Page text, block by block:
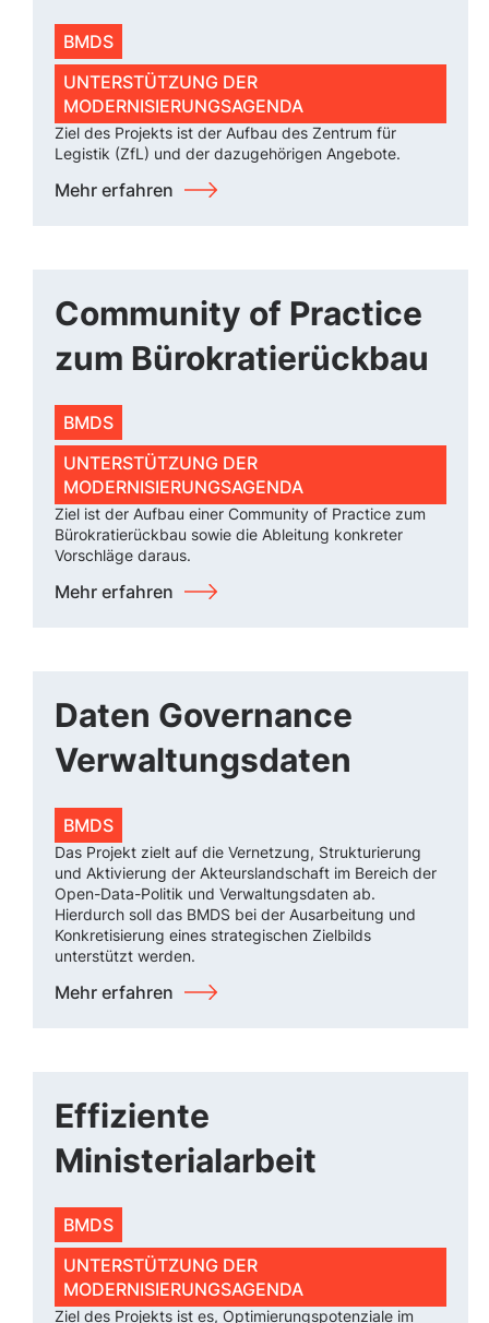
BMDS
UNTERSTÜTZUNG DER
MODERNISIERUNGSAGENDA
Ziel des Projekts ist der Aufbau des Zentrum für
Legistik (ZfL) und der dazugehörigen Angebote.
Mehr erfahren
Community of Practice
zum Bürokratierückbau
BMDS
UNTERSTÜTZUNG DER
MODERNISIERUNGSAGENDA
Ziel ist der Aufbau einer Community of Practice zum
Bürokratierückbau sowie die Ableitung konkreter
Vorschläge daraus.
Mehr erfahren
Daten Governance
Verwaltungsdaten
BMDS
Das Projekt zielt auf die Vernetzung, Strukturierung
und Aktivierung der Akteurslandschaft im Bereich der
Open-Data-Politik und Verwaltungsdaten ab.
Hierdurch soll das BMDS bei der Ausarbeitung und
Konkretisierung eines strategischen Zielbilds
unterstützt werden.
Mehr erfahren
Effiziente
Ministerialarbeit
BMDS
UNTERSTÜTZUNG DER
MODERNISIERUNGSAGENDA
Ziel des Projekts ist es, Optimierungspotenziale im